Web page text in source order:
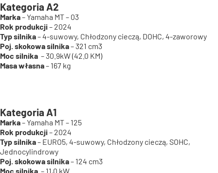
Kategoria A2
Marka– Yamaha MT – 03
Rok produkcji– 2024
Typ silnika– 4-suwowy, Chłodzony cieczą, DOHC, 4-zaworowy
Poj. skokowa silnika– 321 cm3
Moc silnika – 30.9kW (42.0 KM)
Masa własna– 167 kg
Kategoria A1
Marka– Yamaha MT – 125
Rok produkcji– 2024
Typ silnika– EURO5, 4-suwowy, Chłodzony cieczą, SOHC,
Jednocylindrowy
Poj. skokowa silnika– 124 cm3
Moc silnika – 11,0 kW